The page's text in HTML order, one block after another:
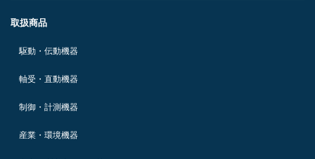
取扱商品
駆動・伝動機器
軸受・直動機器
制御・計測機器
産業・環境機器